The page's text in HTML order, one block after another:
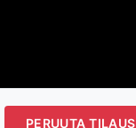
PERUUTA TILAUS